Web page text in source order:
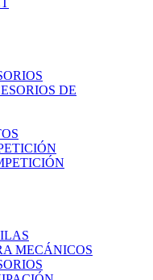
DE
MECÁNICOS